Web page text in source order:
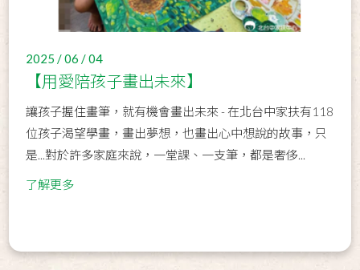
2025 / 06 / 04
【用愛陪孩子畫出未來】
讓孩子握住畫筆，就有機會畫出未來 - 在北台中家扶有118
位孩子渴望學畫，畫出夢想，也畫出心中想說的故事，只
是...對於許多家庭來說，一堂課、一支筆，都是奢侈...
了解更多